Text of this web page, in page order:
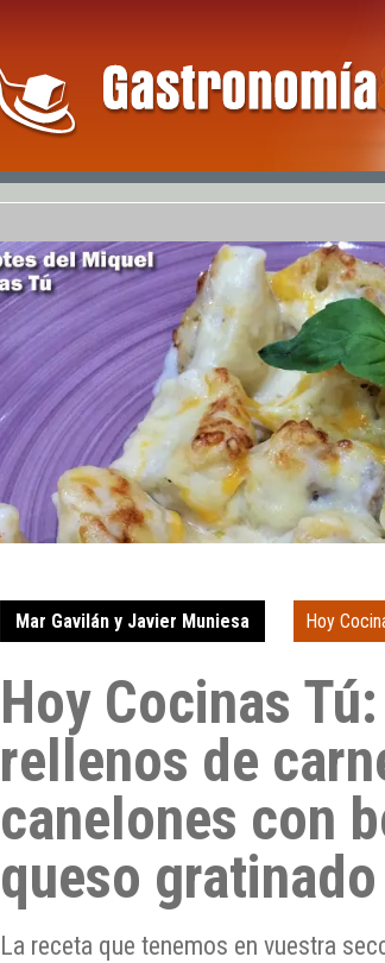
Mar Gavilán y Javier Muniesa Hoy
Hoy Cocinas
rellenos de
canelones con
queso gratinado
La receta que tenemos en vuestra